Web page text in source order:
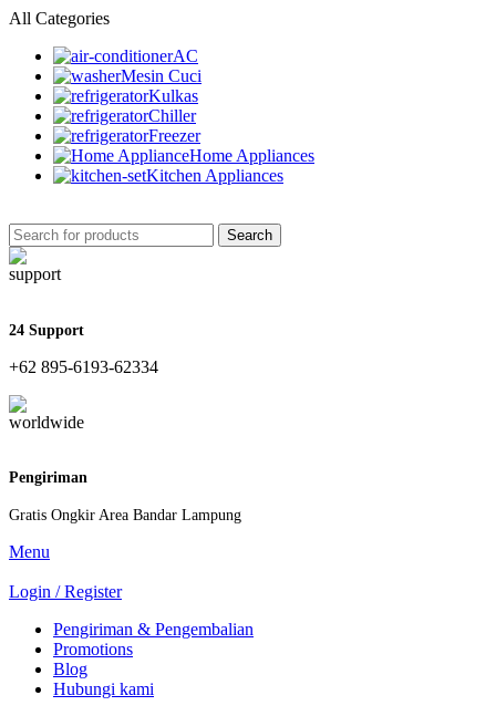
All Categories
AC
Mesin Cuci
Kulkas
Chiller
Freezer
Home Appliances
Kitchen Appliances
Search
24 Support
+62 895-6193-62334
Pengiriman
Gratis Ongkir Area Bandar Lampung
Menu
Login / Register
Pengiriman & Pengembalian
Promotions
Blog
Hubungi kami